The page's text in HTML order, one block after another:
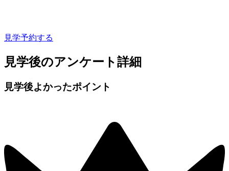
見学予約する
見学後のアンケート詳細
見学後よかったポイント